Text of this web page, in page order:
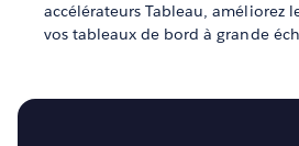
accélérateurs Tableau, améliorez
vos tableaux de bord à grande